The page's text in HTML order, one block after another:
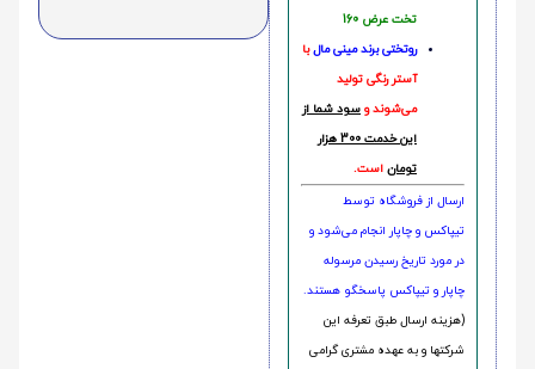
تخت عرض 160
روتختی‌ برند مینی مالبا
آستر رنگی تولید
می‌شوند و سود شما از
این خدمت 300 هزار
تومان است.
ارسال از فروشگاه توسط
تیپاکس و چاپار انجام می‌شود و
در مورد تاریخ رسیدن مرسوله
چاپار و تیپاکس پاسخگو هستند.
(هزینه ارسال طبق تعرفه این
شرکتها و به عهده مشتری گرامی